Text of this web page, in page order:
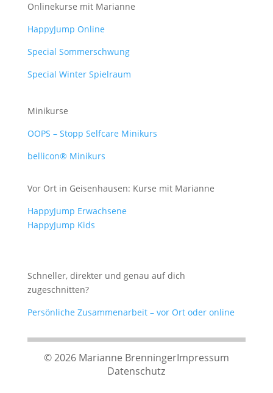
Onlinekurse mit Marianne
HappyJump Online
Special Sommerschwung
Special Winter Spielraum
Minikurse
OOPS – Stopp Selfcare Minikurs
bellicon® Minikurs
Vor Ort in Geisenhausen: Kurse mit Marianne
HappyJump Erwachsene
HappyJump Kids
Schneller, direkter und genau auf dich
zugeschnitten?
Persönliche Zusammenarbeit – vor Ort oder online
© 2026 Marianne BrenningerImpressum
Datenschutz